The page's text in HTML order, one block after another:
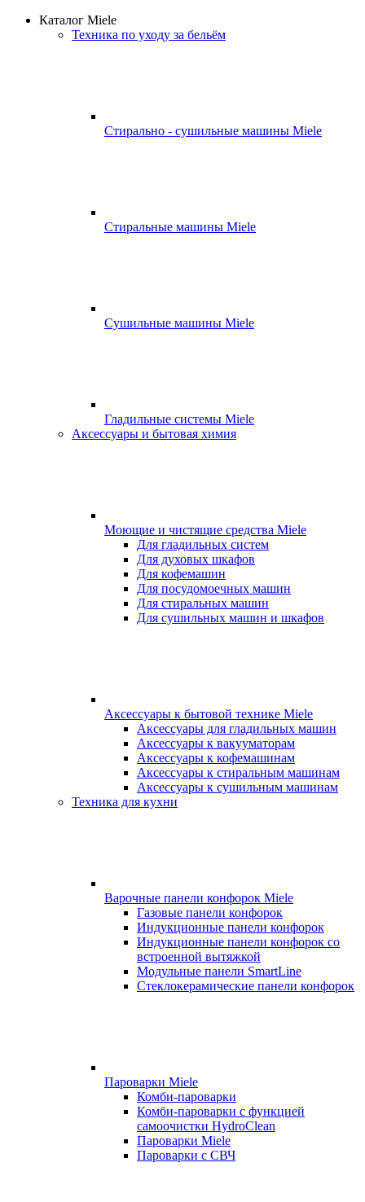
Каталог Miele
Техника по уходу за бельём
Стирально - сушильные машины Miele
Стиральные машины Miele
Сушильные машины Miele
Гладильные системы Miele
Аксессуары и бытовая химия
Моющие и чистящие средства Miele
Для гладильных систем
Для духовых шкафов
Для кофемашин
Для посудомоечных машин
Для стиральных машин
Для сушильных машин и шкафов
Аксессуары к бытовой технике Miele
Аксессуары для гладильных машин
Аксессуары к вакууматорам
Аксессуары к кофемашинам
Аксессуары к стиральным машинам
Аксессуары к сушильным машинам
Техника для кухни
Варочные панели конфорок Miele
Газовые панели конфорок
Индукционные панели конфорок
Индукционные панели конфорок со
встроенной вытяжкой
Модульные панели SmartLine
Стеклокерамические панели конфорок
Пароварки Miele
Комби-пароварки
Комби-пароварки с функцией
самоочистки HydroClean
Пароварки Miele
Пароварки с СВЧ